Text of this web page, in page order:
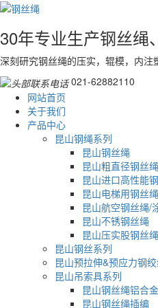
30年专业生产钢丝绳
深刻研究钢丝绳的压实，辊模，内注
021-62882110
网站首页
关于我们
产品中心
昆山钢绳系列
昆山钢丝绳
昆山粗直径钢丝绳
昆山进口高性能
昆山电梯用钢丝绳
昆山航空钢丝绳/
昆山不锈钢丝绳
昆山压实股钢丝绳
昆山钢丝系列
昆山预拉伸&预应力钢
昆山吊索具系列
昆山钢丝绳铝合
昆山钢丝绳插编